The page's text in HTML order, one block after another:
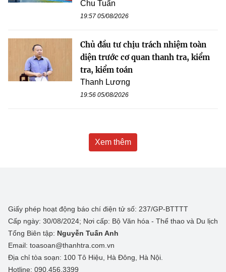
Chu Tuấn
19:57 05/08/2026
Chủ đầu tư chịu trách nhiệm toàn
diện trước cơ quan thanh tra, kiểm
tra, kiểm toán
Thanh Lương
19:56 05/08/2026
Xem thêm
Giấy phép hoạt động báo chí điện tử số: 237/GP-BTTTT
Cấp ngày: 30/08/2024; Nơi cấp: Bộ Văn hóa - Thể thao và Du lịch
Tổng Biên tập: Nguyễn Tuấn Anh
Email: toasoan@thanhtra.com.vn
Địa chỉ tòa soạn: 100 Tô Hiệu, Hà Đông, Hà Nội.
Hotline: 090.456.3399